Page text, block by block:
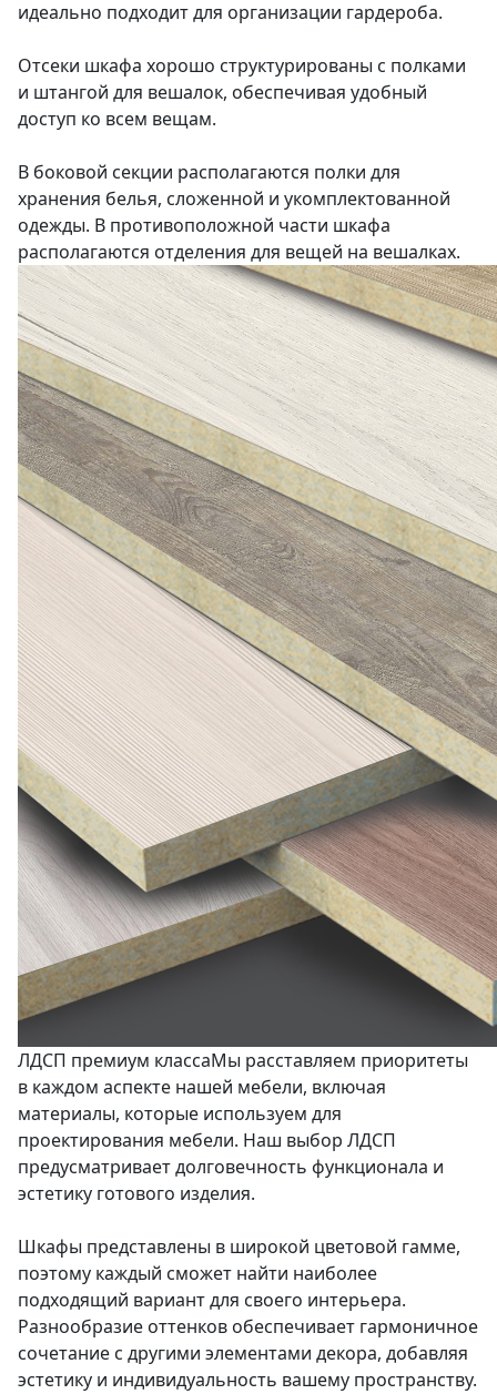
идеально подходит для организации гардероба.
Отсеки шкафа хорошо структурированы с полками
и штангой для вешалок, обеспечивая удобный
доступ ко всем вещам.
В боковой секции располагаются полки для
хранения белья, сложенной и укомплектованной
одежды. В противоположной части шкафа
располагаются отделения для вещей на вешалках.
ЛДСП премиум классаМы расставляем приоритеты
в каждом аспекте нашей мебели, включая
материалы, которые используем для
проектирования мебели. Наш выбор ЛДСП
предусматривает долговечность функционала и
эстетику готового изделия.
Шкафы представлены в широкой цветовой гамме,
поэтому каждый сможет найти наиболее
подходящий вариант для своего интерьера.
Разнообразие оттенков обеспечивает гармоничное
сочетание с другими элементами декора, добавляя
эстетику и индивидуальность вашему пространству.